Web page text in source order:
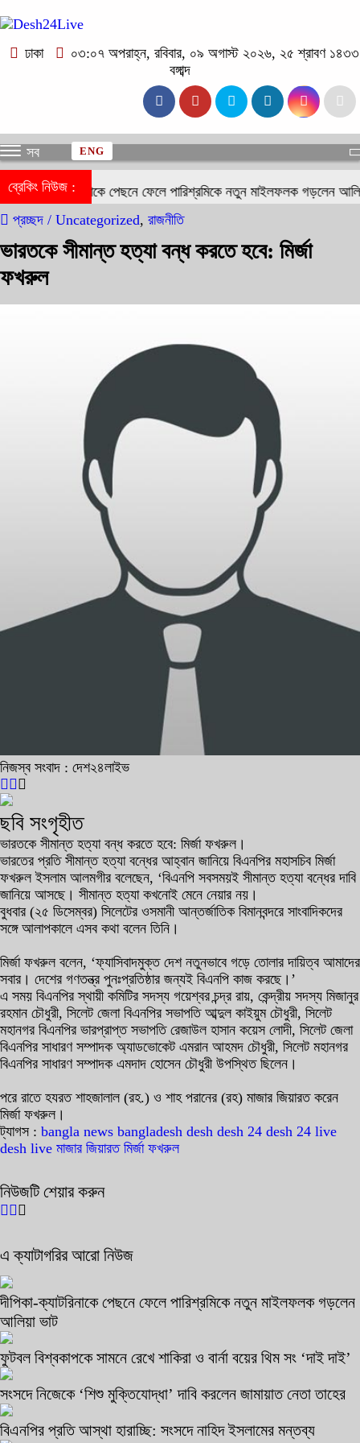
ঢাকা
০৩:০৭ অপরাহ্ন, রবিবার, ০৯ অগাস্ট ২০২৬, ২৫ শ্রাবণ ১৪৩৩
বঙ্গাব্দ
সব ENG
ব্রেকিং নিউজ :
দীপিকা-ক্যাটরিনাকে পেছনে ফেলে পারিশ্রমিকে নতুন মাইলফলক গড়লেন আলিয়া
প্রচ্ছদ / Uncategorized, রাজনীতি
ভারতকে সীমান্ত হত্যা বন্ধ করতে হবে: মির্জা
ফখরুল
নিজস্ব সংবাদ : দেশ২৪লাইভ
ছবি সংগৃহীত
ভারতকে সীমান্ত হত্যা বন্ধ করতে হবে: মির্জা ফখরুল।
ভারতের প্রতি সীমান্ত হত্যা বন্ধের আহ্বান জানিয়ে বিএনপির মহাসচিব মির্জা
ফখরুল ইসলাম আলমগীর বলেছেন, ‘বিএনপি সবসময়ই সীমান্ত হত্যা বন্ধের দাবি
জানিয়ে আসছে। সীমান্ত হত্যা কখনোই মেনে নেয়ার নয়।
বুধবার (২৫ ডিসেম্বর) সিলেটের ওসমানী আন্তর্জাতিক বিমানবন্দরে সাংবাদিকদের
সঙ্গে আলাপকালে এসব কথা বলেন তিনি।
মির্জা ফখরুল বলেন, ‘ফ্যাসিবাদমুক্ত দেশ নতুনভাবে গড়ে তোলার দায়িত্ব আমাদের
সবার। দেশের গণতন্ত্র পুনঃপ্রতিষ্ঠার জন্যই বিএনপি কাজ করছে।’
এ সময় বিএনপির স্থায়ী কমিটির সদস্য গয়েশ্বর চন্দ্র রায়, কেন্দ্রীয় সদস্য মিজানুর
রহমান চৌধুরী, সিলেট জেলা বিএনপির সভাপতি আব্দুল কাইয়ুম চৌধুরী, সিলেট
মহানগর বিএনপির ভারপ্রাপ্ত সভাপতি রেজাউল হাসান কয়েস লোদী, সিলেট জেলা
বিএনপির সাধারণ সম্পাদক অ্যাডভোকেট এমরান আহমদ চৌধুরী, সিলেট মহানগর
বিএনপির সাধারণ সম্পাদক এমদাদ হোসেন চৌধুরী উপস্থিত ছিলেন।
পরে রাতে হযরত শাহজালাল (রহ.) ও শাহ পরানের (রহ) মাজার জিয়ারত করেন
মির্জা ফখরুল।
ট্যাগস : bangla news bangladesh desh desh 24 desh 24 live
desh live মাজার জিয়ারত মির্জা ফখরুল
নিউজটি শেয়ার করুন
এ ক্যাটাগরির আরো নিউজ
দীপিকা-ক্যাটরিনাকে পেছনে ফেলে পারিশ্রমিকে নতুন মাইলফলক গড়লেন
আলিয়া ভাট
ফুটবল বিশ্বকাপকে সামনে রেখে শাকিরা ও বার্না বয়ের থিম সং ‘দাই দাই’
সংসদে নিজেকে ‘শিশু মুক্তিযোদ্ধা’ দাবি করলেন জামায়াত নেতা তাহের
বিএনপির প্রতি আস্থা হারাচ্ছি: সংসদে নাহিদ ইসলামের মন্তব্য